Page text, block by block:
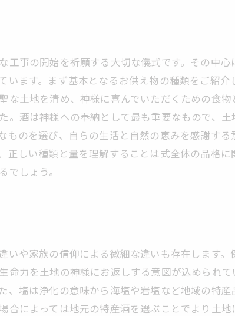
事の開始を祈願する大切な儀式です。その中心
ます。まず基本となるお供え物の種類をご紹介
土地を清め、神様に喜んでいただくための食物
酒は神様への奉納として最も重要なもので、土
のを選び、自らの生活と自然の恵みを感謝する
しい種類と量を理解することは式全体の品格に
しょう。
や家族の信仰による微細な違いも存在します。
力を土地の神様にお返しする意図が込められて
塩は浄化の意味から海塩や岩塩など地域の特産
によっては地元の特産酒を選ぶことでより土地